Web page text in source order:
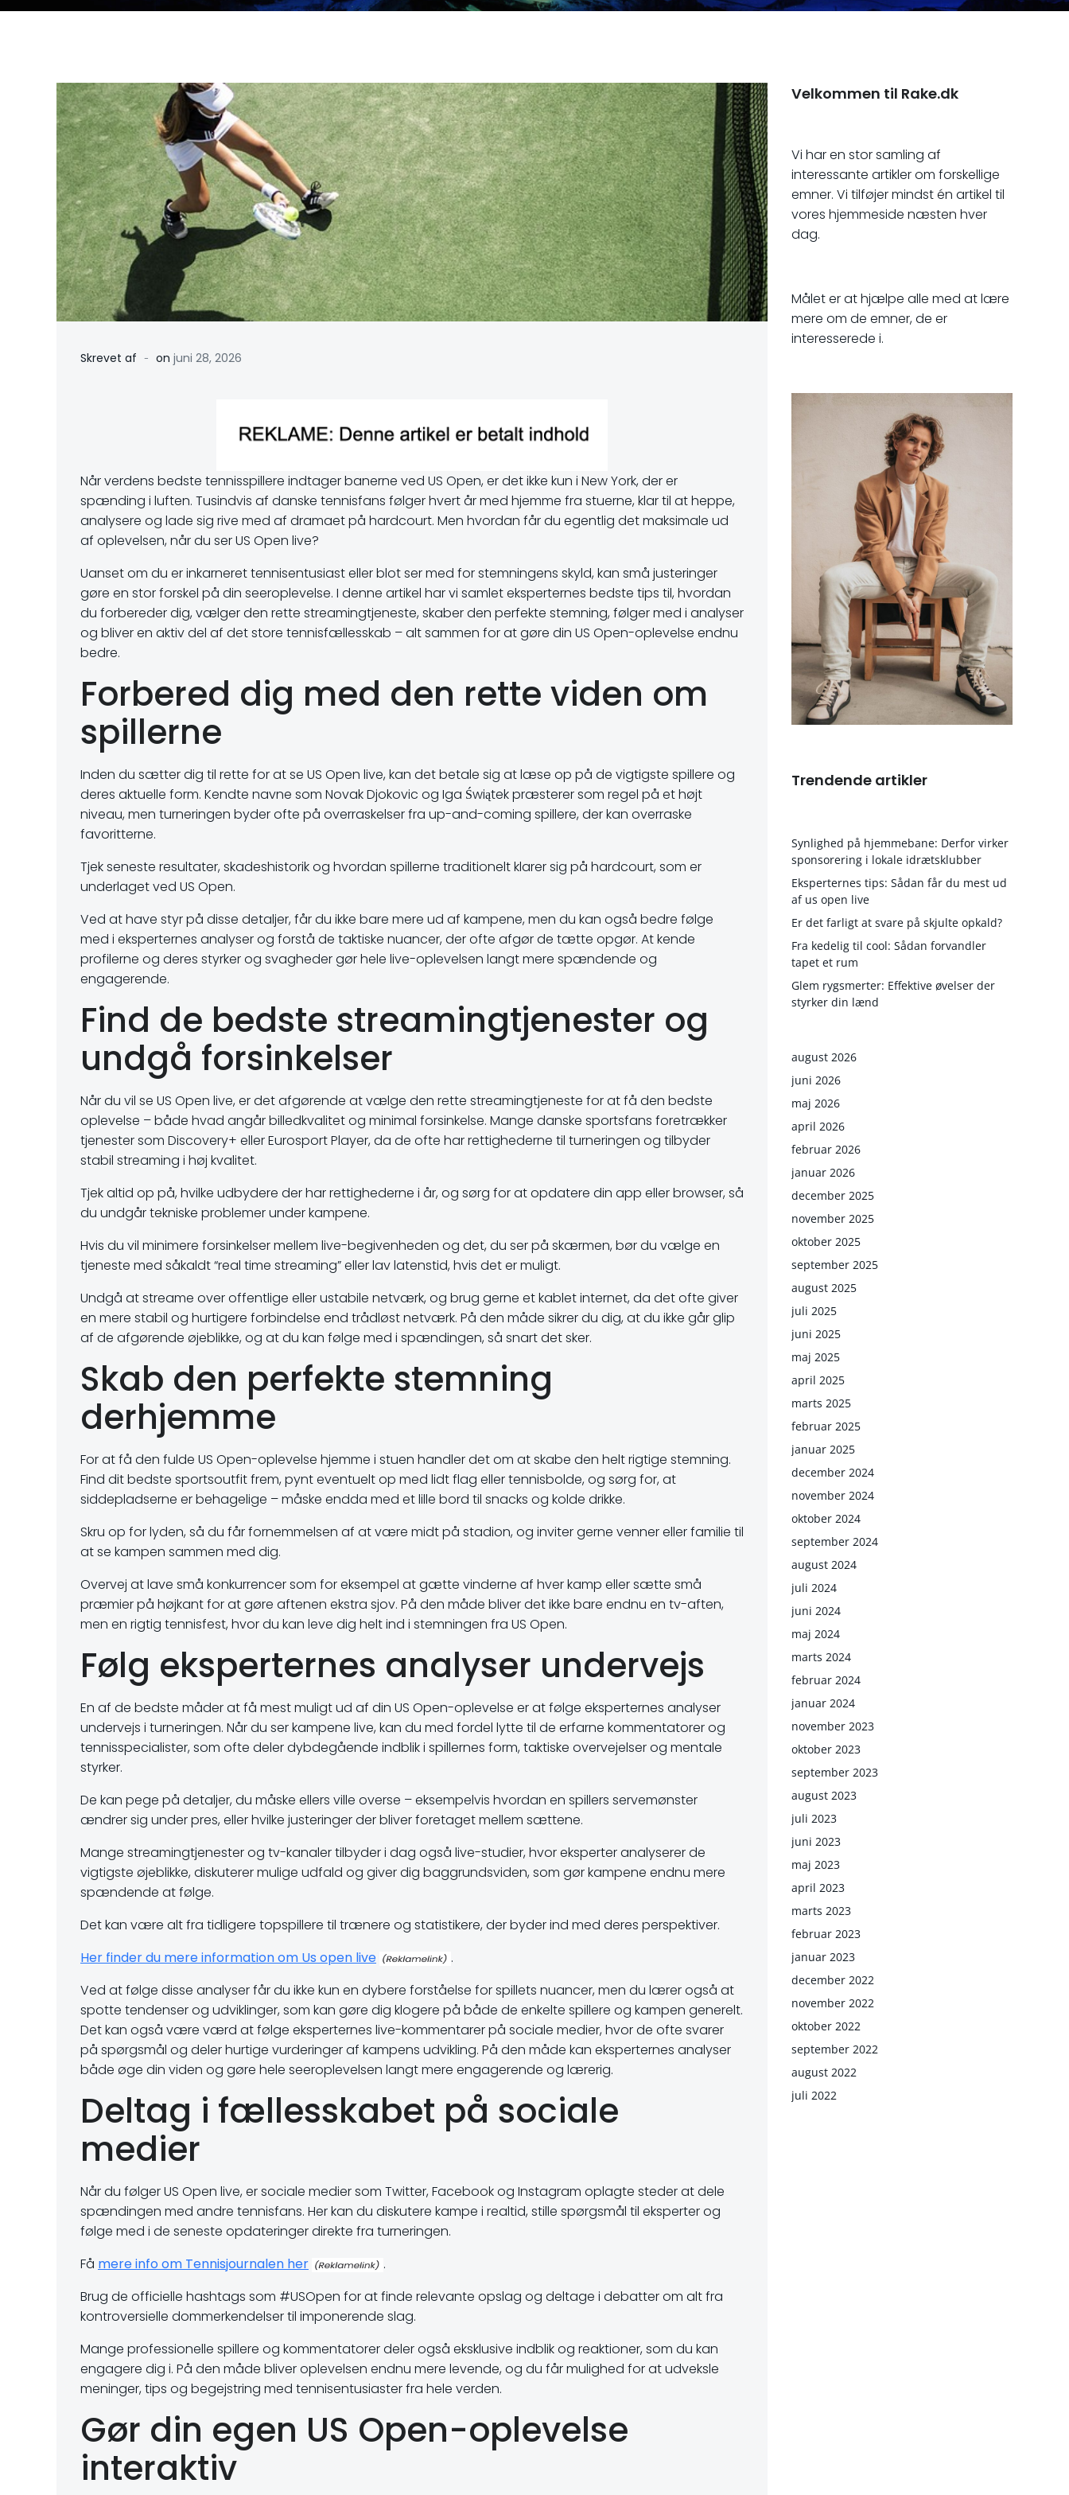
Skrevet af - on juni 28, 2026
Når verdens bedste tennisspillere indtager banerne ved US Open, er det ikke kun i New York, der er
spænding i luften. Tusindvis af danske tennisfans følger hvert år med hjemme fra stuerne, klar til at heppe,
analysere og lade sig rive med af dramaet på hardcourt. Men hvordan får du egentlig det maksimale ud
af oplevelsen, når du ser US Open live?
Uanset om du er inkarneret tennisentusiast eller blot ser med for stemningens skyld, kan små justeringer
gøre en stor forskel på din seeroplevelse. I denne artikel har vi samlet eksperternes bedste tips til, hvordan
du forbereder dig, vælger den rette streamingtjeneste, skaber den perfekte stemning, følger med i analyser
og bliver en aktiv del af det store tennisfællesskab – alt sammen for at gøre din US Open-oplevelse endnu
bedre.
Forbered dig med den rette viden om
spillerne
Inden du sætter dig til rette for at se US Open live, kan det betale sig at læse op på de vigtigste spillere og
deres aktuelle form. Kendte navne som Novak Djokovic og Iga Świątek præsterer som regel på et højt
niveau, men turneringen byder ofte på overraskelser fra up-and-coming spillere, der kan overraske
favoritterne.
Tjek seneste resultater, skadeshistorik og hvordan spillerne traditionelt klarer sig på hardcourt, som er
underlaget ved US Open.
Ved at have styr på disse detaljer, får du ikke bare mere ud af kampene, men du kan også bedre følge
med i eksperternes analyser og forstå de taktiske nuancer, der ofte afgør de tætte opgør. At kende
profilerne og deres styrker og svagheder gør hele live-oplevelsen langt mere spændende og
engagerende.
Find de bedste streamingtjenester og
undgå forsinkelser
Når du vil se US Open live, er det afgørende at vælge den rette streamingtjeneste for at få den bedste
oplevelse – både hvad angår billedkvalitet og minimal forsinkelse. Mange danske sportsfans foretrækker
tjenester som Discovery+ eller Eurosport Player, da de ofte har rettighederne til turneringen og tilbyder
stabil streaming i høj kvalitet.
Tjek altid op på, hvilke udbydere der har rettighederne i år, og sørg for at opdatere din app eller browser, så
du undgår tekniske problemer under kampene.
Hvis du vil minimere forsinkelser mellem live-begivenheden og det, du ser på skærmen, bør du vælge en
tjeneste med såkaldt “real time streaming” eller lav latenstid, hvis det er muligt.
Undgå at streame over offentlige eller ustabile netværk, og brug gerne et kablet internet, da det ofte giver
en mere stabil og hurtigere forbindelse end trådløst netværk. På den måde sikrer du dig, at du ikke går glip
af de afgørende øjeblikke, og at du kan følge med i spændingen, så snart det sker.
Skab den perfekte stemning
derhjemme
For at få den fulde US Open-oplevelse hjemme i stuen handler det om at skabe den helt rigtige stemning.
Find dit bedste sportsoutfit frem, pynt eventuelt op med lidt flag eller tennisbolde, og sørg for, at
siddepladserne er behagelige – måske endda med et lille bord til snacks og kolde drikke.
Skru op for lyden, så du får fornemmelsen af at være midt på stadion, og inviter gerne venner eller familie til
at se kampen sammen med dig.
Overvej at lave små konkurrencer som for eksempel at gætte vinderne af hver kamp eller sætte små
præmier på højkant for at gøre aftenen ekstra sjov. På den måde bliver det ikke bare endnu en tv-aften,
men en rigtig tennisfest, hvor du kan leve dig helt ind i stemningen fra US Open.
Følg eksperternes analyser undervejs
En af de bedste måder at få mest muligt ud af din US Open-oplevelse er at følge eksperternes analyser
undervejs i turneringen. Når du ser kampene live, kan du med fordel lytte til de erfarne kommentatorer og
tennisspecialister, som ofte deler dybdegående indblik i spillernes form, taktiske overvejelser og mentale
styrker.
De kan pege på detaljer, du måske ellers ville overse – eksempelvis hvordan en spillers servemønster
ændrer sig under pres, eller hvilke justeringer der bliver foretaget mellem sættene.
Mange streamingtjenester og tv-kanaler tilbyder i dag også live-studier, hvor eksperter analyserer de
vigtigste øjeblikke, diskuterer mulige udfald og giver dig baggrundsviden, som gør kampene endnu mere
spændende at følge.
Det kan være alt fra tidligere topspillere til trænere og statistikere, der byder ind med deres perspektiver.
Her finder du mere information om Us open live
.
Ved at følge disse analyser får du ikke kun en dybere forståelse for spillets nuancer, men du lærer også at
spotte tendenser og udviklinger, som kan gøre dig klogere på både de enkelte spillere og kampen generelt.
Det kan også være værd at følge eksperternes live-kommentarer på sociale medier, hvor de ofte svarer
på spørgsmål og deler hurtige vurderinger af kampens udvikling. På den måde kan eksperternes analyser
både øge din viden og gøre hele seeroplevelsen langt mere engagerende og lærerig.
Deltag i fællesskabet på sociale
medier
Når du følger US Open live, er sociale medier som Twitter, Facebook og Instagram oplagte steder at dele
spændingen med andre tennisfans. Her kan du diskutere kampe i realtid, stille spørgsmål til eksperter og
følge med i de seneste opdateringer direkte fra turneringen.
Få mere info om Tennisjournalen her
.
Brug de officielle hashtags som #USOpen for at finde relevante opslag og deltage i debatter om alt fra
kontroversielle dommerkendelser til imponerende slag.
Mange professionelle spillere og kommentatorer deler også eksklusive indblik og reaktioner, som du kan
engagere dig i. På den måde bliver oplevelsen endnu mere levende, og du får mulighed for at udveksle
meninger, tips og begejstring med tennisentusiaster fra hele verden.
Gør din egen US Open-oplevelse
interaktiv
Velkommen til Rake.dk
Vi har en stor samling af
interessante artikler om forskellige
emner. Vi tilføjer mindst én artikel til
vores hjemmeside næsten hver
dag.
Målet er at hjælpe alle med at lære
mere om de emner, de er
interesserede i.
Trendende artikler
Synlighed på hjemmebane: Derfor virker
sponsorering i lokale idrætsklubber
Eksperternes tips: Sådan får du mest ud
af us open live
Er det farligt at svare på skjulte opkald?
Fra kedelig til cool: Sådan forvandler
tapet et rum
Glem rygsmerter: Effektive øvelser der
styrker din lænd
august 2026
juni 2026
maj 2026
april 2026
februar 2026
januar 2026
december 2025
november 2025
oktober 2025
september 2025
august 2025
juli 2025
juni 2025
maj 2025
april 2025
marts 2025
februar 2025
januar 2025
december 2024
november 2024
oktober 2024
september 2024
august 2024
juli 2024
juni 2024
maj 2024
marts 2024
februar 2024
januar 2024
november 2023
oktober 2023
september 2023
august 2023
juli 2023
juni 2023
maj 2023
april 2023
marts 2023
februar 2023
januar 2023
december 2022
november 2022
oktober 2022
september 2022
august 2022
juli 2022